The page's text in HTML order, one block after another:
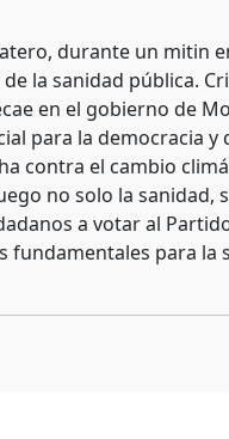
durante un mitin
la sanidad pública.
en el gobierno de
para la democracia
contra el cambio
no solo la sanidad,
a votar al
para la